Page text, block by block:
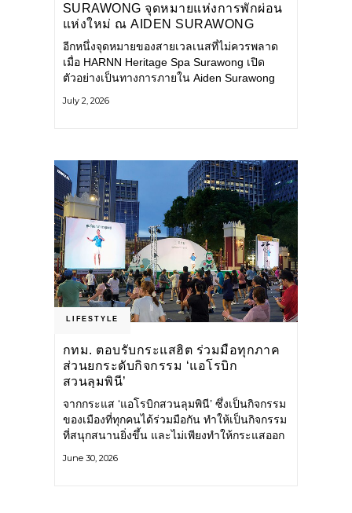
SURAWONG จุดหมายแห่งการพักผ่อน
แห่งใหม่ ณ AIDEN SURAWONG
BANGKOK
อีกหนึ่งจุดหมายของสายเวลเนสที่ไม่ควรพลาด
เมื่อ HARNN Heritage Spa Surawong เปิด
ตัวอย่างเป็นทางการภายใน Aiden Surawong
ของเมืองใหญ่ มาสัมผัสประสบการณ์การพักผ่อน
July 2, 2026
LIFESTYLE
กทม. ตอบรับกระแสฮิต ร่วมมือทุกภาค
ส่วนยกระดับกิจกรรม ‘แอโรบิก
สวนลุมพินี’
จากกระแส ‘แอโรบิกสวนลุมพินี’ ซึ่งเป็นกิจกรรม
ของเมืองที่ทุกคนได้ร่วมมือกัน ทำให้เป็นกิจกรรม
ที่สนุกสนานยิ่งขึ้น และไม่เพียงทำให้กระแสออก
กระจายไปยังหลายพื้นที่ของประเทศที่อยากออก
June 30, 2026